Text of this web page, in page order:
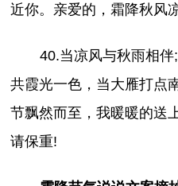
近你。亲爱的，霜降秋风
40.当凉风与秋雨相
共霞光一色，当大雁打点
节飘然而至，我暖暖的送
请保重!